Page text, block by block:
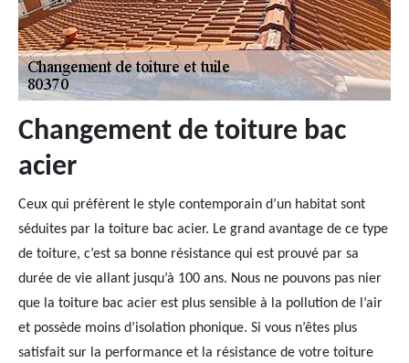
Changement de toiture bac
acier
Ceux qui préfèrent le style contemporain d’un habitat sont
séduites par la toiture bac acier. Le grand avantage de ce type
de toiture, c’est sa bonne résistance qui est prouvé par sa
durée de vie allant jusqu’à 100 ans. Nous ne pouvons pas nier
que la toiture bac acier est plus sensible à la pollution de l’air
et possède moins d’isolation phonique. Si vous n’êtes plus
satisfait sur la performance et la résistance de votre toiture